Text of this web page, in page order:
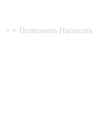
⚬⚬ Позвонить Написать